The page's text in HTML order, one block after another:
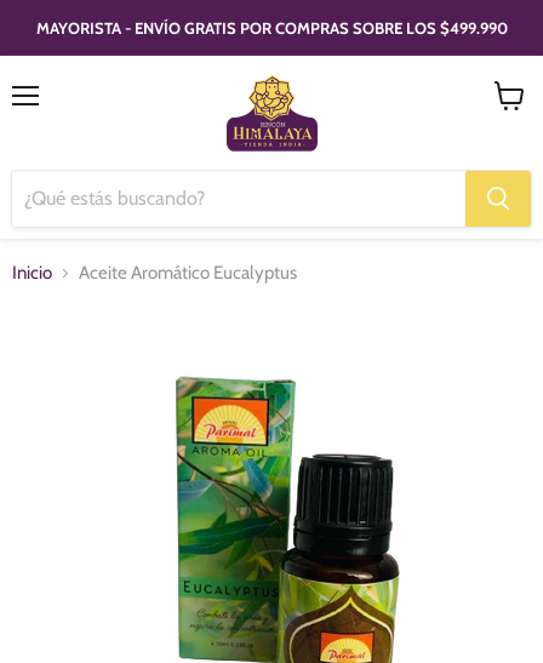
MAYORISTA - ENVÍO GRATIS POR COMPRAS SOBRE LOS $499.990
Inicio Aceite Aromático Eucalyptus